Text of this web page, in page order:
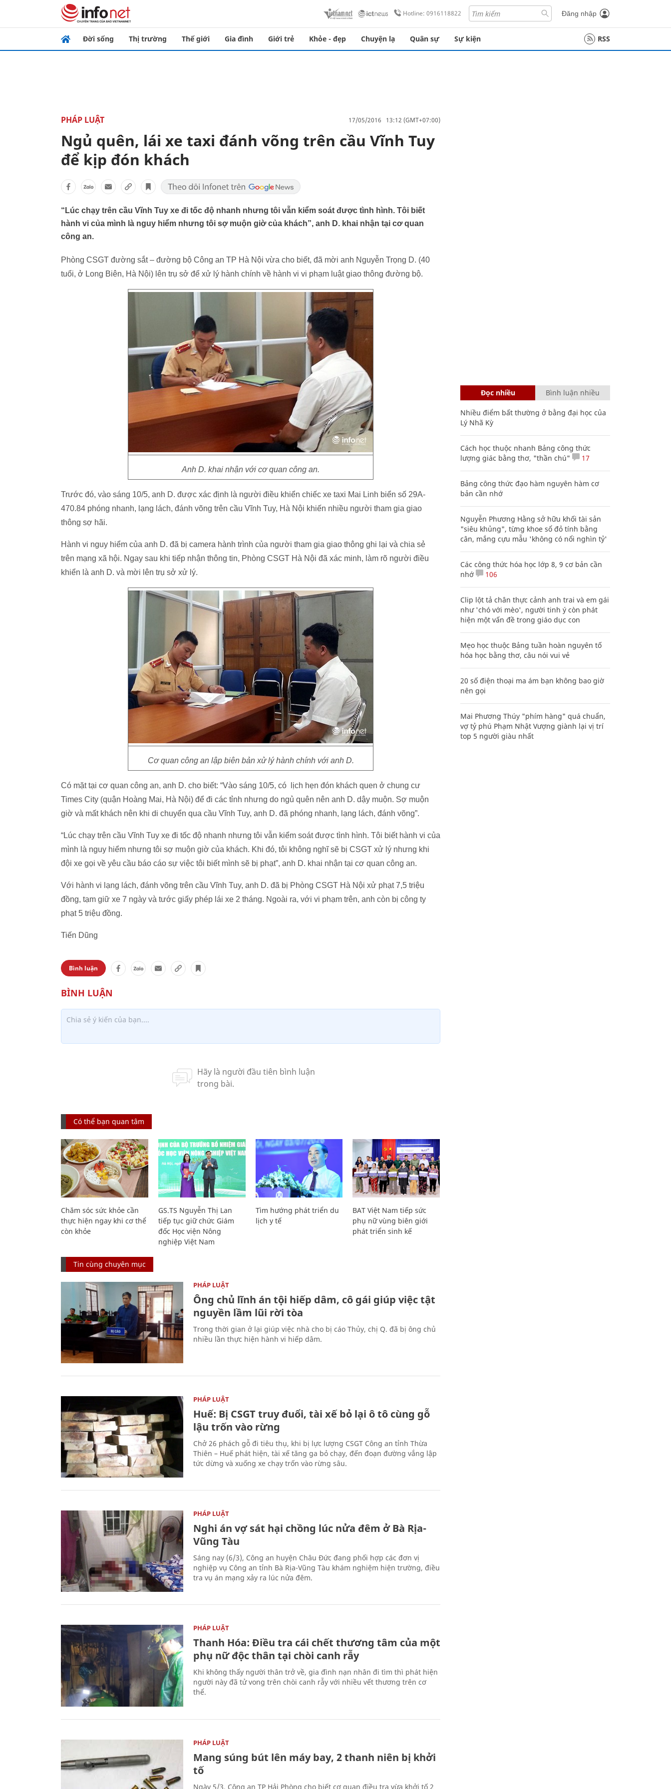
Hotline: 0916118822 Đăng nhập
Đời sống Thị trường Thế giới Gia đình Giới trẻ Khỏe - đẹp Chuyện lạ Quân sự Sự kiện RSS
PHÁP LUẬT 17/05/2016 13:12 (GMT+07:00)
Ngủ quên, lái xe taxi đánh võng trên cầu Vĩnh Tuy
để kịp đón khách
“Lúc chạy trên cầu Vĩnh Tuy xe đi tốc độ nhanh nhưng tôi vẫn kiểm soát được tình hình. Tôi biết
hành vi của mình là nguy hiểm nhưng tôi sợ muộn giờ của khách”, anh D. khai nhận tại cơ quan
công an.
Phòng CSGT đường sắt – đường bộ Công an TP Hà Nội vừa cho biết, đã mời anh Nguyễn Trọng D. (40
tuổi, ở Long Biên, Hà Nội) lên trụ sở để xử lý hành chính về hành vi vi phạm luật giao thông đường bộ.
Anh D. khai nhận với cơ quan công an.
Trước đó, vào sáng 10/5, anh D. được xác định là người điều khiển chiếc xe taxi Mai Linh biển số 29A-
470.84 phóng nhanh, lạng lách, đánh võng trên cầu Vĩnh Tuy, Hà Nội khiến nhiều người tham gia giao
thông sợ hãi.
Hành vi nguy hiểm của anh D. đã bị camera hành trình của người tham gia giao thông ghi lại và chia sẻ
trên mạng xã hội. Ngay sau khi tiếp nhận thông tin, Phòng CSGT Hà Nội đã xác minh, làm rõ người điều
khiển là anh D. và mời lên trụ sở xử lý.
Cơ quan công an lập biên bản xử lý hành chính với anh D.
Có mặt tại cơ quan công an, anh D. cho biết: “Vào sáng 10/5, có lịch hẹn đón khách quen ở chung cư
Times City (quận Hoàng Mai, Hà Nội) để đi các tỉnh nhưng do ngủ quên nên anh D. dậy muộn. Sợ muộn
giờ và mất khách nên khi di chuyển qua cầu Vĩnh Tuy, anh D. đã phóng nhanh, lạng lách, đánh võng”.
“Lúc chạy trên cầu Vĩnh Tuy xe đi tốc độ nhanh nhưng tôi vẫn kiểm soát được tình hình. Tôi biết hành vi của
mình là nguy hiểm nhưng tôi sợ muộn giờ của khách. Khi đó, tôi không nghĩ sẽ bị CSGT xử lý nhưng khi
đội xe gọi về yêu cầu báo cáo sự việc tôi biết mình sẽ bị phạt”, anh D. khai nhận tại cơ quan công an.
Với hành vi lạng lách, đánh võng trên cầu Vĩnh Tuy, anh D. đã bị Phòng CSGT Hà Nội xử phạt 7,5 triệu
đồng, tạm giữ xe 7 ngày và tước giấy phép lái xe 2 tháng. Ngoài ra, với vi phạm trên, anh còn bị công ty
phạt 5 triệu đồng.
Tiến Dũng
Bình luận
Có thể bạn quan tâm
Chăm sóc sức khỏe cần
thực hiện ngay khi cơ thể
còn khỏe
GS.TS Nguyễn Thị Lan
tiếp tục giữ chức Giám
đốc Học viện Nông
nghiệp Việt Nam
Tìm hướng phát triển du
lịch y tế
BAT Việt Nam tiếp sức
phụ nữ vùng biên giới
phát triển sinh kế
Tin cùng chuyên mục
PHÁP LUẬT
Ông chủ lĩnh án tội hiếp dâm, cô gái giúp việc tật
nguyền lầm lũi rời tòa
Trong thời gian ở lại giúp việc nhà cho bị cáo Thủy, chị Q. đã bị ông chủ
nhiều lần thực hiện hành vi hiếp dâm.
PHÁP LUẬT
Huế: Bị CSGT truy đuổi, tài xế bỏ lại ô tô cùng gỗ
lậu trốn vào rừng
Chở 26 phách gỗ đi tiêu thụ, khi bị lực lượng CSGT Công an tỉnh Thừa
Thiên – Huế phát hiện, tài xế tăng ga bỏ chạy, đến đoạn đường vắng lập
tức dừng và xuống xe chạy trốn vào rừng sâu.
PHÁP LUẬT
Nghi án vợ sát hại chồng lúc nửa đêm ở Bà Rịa-
Vũng Tàu
Sáng nay (6/3), Công an huyện Châu Đức đang phối hợp các đơn vị
nghiệp vụ Công an tỉnh Bà Rịa-Vũng Tàu khám nghiệm hiện trường, điều
tra vụ án mạng xảy ra lúc nửa đêm.
PHÁP LUẬT
Thanh Hóa: Điều tra cái chết thương tâm của một
phụ nữ độc thân tại chòi canh rẫy
Khi không thấy người thân trở về, gia đình nạn nhân đi tìm thì phát hiện
người này đã tử vong trên chòi canh rẫy với nhiều vết thương trên cơ
thể.
PHÁP LUẬT
Mang súng bút lên máy bay, 2 thanh niên bị khởi
tố
Ngày 5/3, Công an TP Hải Phòng cho biết cơ quan điều tra vừa khởi tố 2
Đọc nhiều Bình luận nhiều
Nhiều điểm bất thường ở bằng đại học của
Lý Nhã Kỳ
Cách học thuộc nhanh Bảng công thức
lượng giác bằng thơ, "thần chú"
17
Bảng công thức đạo hàm nguyên hàm cơ
bản cần nhớ
Nguyễn Phương Hằng sở hữu khối tài sản
"siêu khủng", từng khoe sổ đỏ tính bằng
cân, mắng cựu mẫu 'không có nổi nghìn tỷ'
Các công thức hóa học lớp 8, 9 cơ bản cần
nhớ
106
Clip lột tả chân thực cảnh anh trai và em gái
như 'chó với mèo', người tinh ý còn phát
hiện một vấn đề trong giáo dục con
Mẹo học thuộc Bảng tuần hoàn nguyên tố
hóa học bằng thơ, câu nói vui vẻ
20 số điện thoại ma ám bạn không bao giờ
nên gọi
Mai Phương Thúy "phím hàng" quá chuẩn,
vợ tỷ phú Phạm Nhật Vượng giành lại vị trí
top 5 người giàu nhất